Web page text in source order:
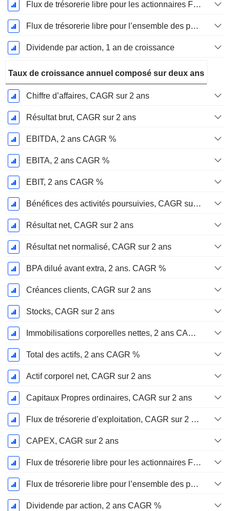
Flux de trésorerie libre pour les actionnaires FCFE, Croissance 1 an
Flux de trésorerie libre pour l’ensemble des pourvoyeurs de fonds (créanciers et actionnaires) FCFF, Croissance 1 an
Dividende par action, 1 an de croissance
Taux de croissance annuel composé sur deux ans
Chiffre d’affaires, CAGR sur 2 ans
Résultat brut, CAGR sur 2 ans
EBITDA, 2 ans CAGR %
EBITA, 2 ans CAGR %
EBIT, 2 ans CAGR %
Bénéfices des activités poursuivies, CAGR sur 2 ans
Résultat net, CAGR sur 2 ans
Résultat net normalisé, CAGR sur 2 ans
BPA dilué avant extra, 2 ans. CAGR %
Créances clients, CAGR sur 2 ans
Stocks, CAGR sur 2 ans
Immobilisations corporelles nettes, 2 ans CAGR %
Total des actifs, 2 ans CAGR %
Actif corporel net, CAGR sur 2 ans
Capitaux Propres ordinaires, CAGR sur 2 ans
Flux de trésorerie d’exploitation, CAGR sur 2 ans
CAPEX, CAGR sur 2 ans
Flux de trésorerie libre pour les actionnaires FCFE, CAGR sur 2 ans
Flux de trésorerie libre pour l’ensemble des pourvoyeurs de fonds (créanciers et actionnaires) FCFF, CAGR sur 2 ans
Dividende par action, 2 ans CAGR %